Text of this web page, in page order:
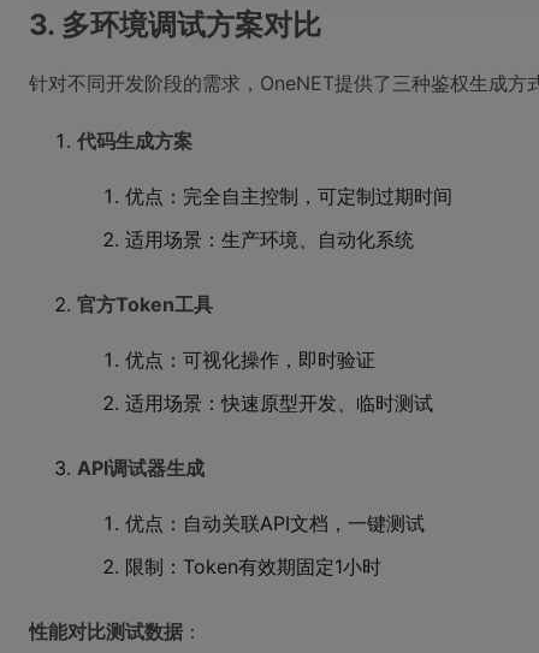
3. 多环境调试方案对比
针对不同开发阶段的需求，OneNET提供了三种鉴权生成方
代码生成方案
优点：完全自主控制，可定制过期时间
适用场景：生产环境、自动化系统
官方Token工具
优点：可视化操作，即时验证
适用场景：快速原型开发、临时测试
API调试器生成
优点：自动关联API文档，一键测试
限制：Token有效期固定1小时
性能对比测试数据 ：